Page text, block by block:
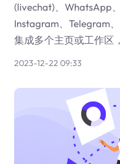
(livechat)、WhatsApp
Instagram、Telegram
集成多个主页或工作区
2023-12-22 09:33